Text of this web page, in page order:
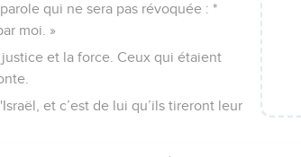
qui ne sera pas révoquée : *
moi. »
et la force. Ceux qui étaient
et c’est de lui qu’ils tireront leur